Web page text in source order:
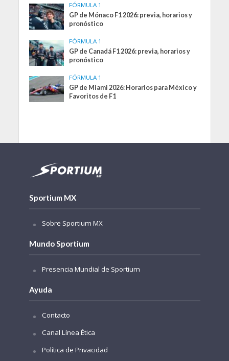
FÓRMULA 1
GP de Mónaco F1 2026: previa, horarios y
pronóstico
FÓRMULA 1
GP de Canadá F1 2026: previa, horarios y
pronóstico
FÓRMULA 1
GP de Miami 2026: Horarios para México y
Favoritos de F1
Sportium MX
Sobre Sportium MX
Mundo Sportium
Presencia Mundial de Sportium
Ayuda
Contacto
Canal Línea Ética
Política de Privacidad